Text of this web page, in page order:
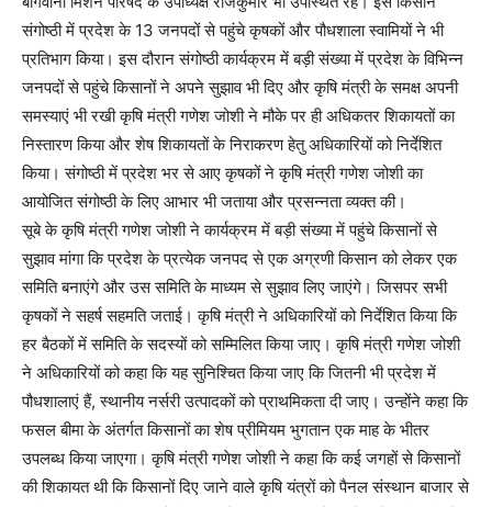
संगोष्ठी में प्रदेश के 13 जनपदों से पहुंचे कृषकों और पौधशाला स्वामियों ने भी
प्रतिभाग किया। इस दौरान संगोष्ठी कार्यक्रम में बड़ी संख्या में प्रदेश के विभिन्न
जनपदों से पहुंचे किसानों ने अपने सुझाव भी दिए और कृषि मंत्री के समक्ष अपनी
समस्याएं भी रखी कृषि मंत्री गणेश जोशी ने मौके पर ही अधिकतर शिकायतों का
निस्तारण किया और शेष शिकायतों के निराकरण हेतु अधिकारियों को निर्देशित
किया। संगोष्ठी में प्रदेश भर से आए कृषकों ने कृषि मंत्री गणेश जोशी का
आयोजित संगोष्ठी के लिए आभार भी जताया और प्रसन्नता व्यक्त की।
सूबे के कृषि मंत्री गणेश जोशी ने कार्यक्रम में बड़ी संख्या में पहुंचे किसानों से
सुझाव मांगा कि प्रदेश के प्रत्येक जनपद से एक अग्रणी किसान को लेकर एक
समिति बनाएंगे और उस समिति के माध्यम से सुझाव लिए जाएंगे। जिसपर सभी
कृषकों ने सहर्ष सहमति जताई। कृषि मंत्री ने अधिकारियों को निर्देशित किया कि
हर बैठकों में समिति के सदस्यों को सम्मिलित किया जाए। कृषि मंत्री गणेश जोशी
ने अधिकारियों को कहा कि यह सुनिश्चित किया जाए कि जितनी भी प्रदेश में
पौधशालाएं हैं, स्थानीय नर्सरी उत्पादकों को प्राथमिकता दी जाए। उन्होंने कहा कि
फसल बीमा के अंतर्गत किसानों का शेष प्रीमियम भुगतान एक माह के भीतर
उपलब्ध किया जाएगा। कृषि मंत्री गणेश जोशी ने कहा कि कई जगहों से किसानों
की शिकायत थी कि किसानों दिए जाने वाले कृषि यंत्रों को पैनल संस्थान बाजार से